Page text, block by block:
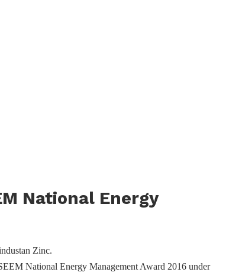
National Energy
Zinc.
National Energy Management Award 2016 under